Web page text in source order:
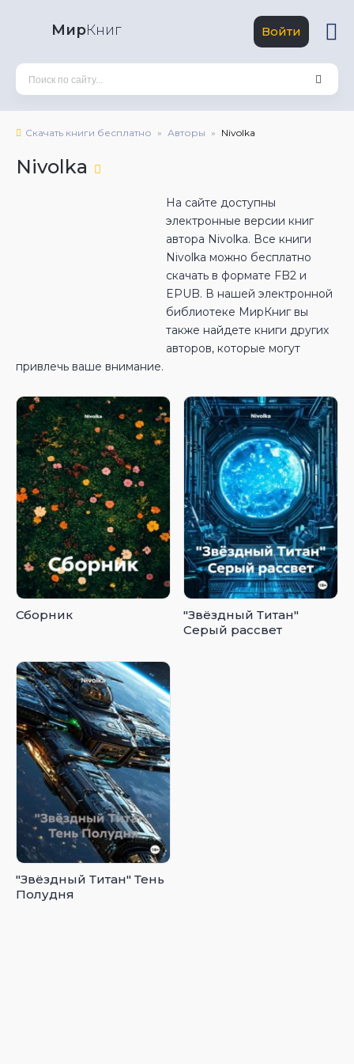
МирКниг Войти
Скачать книги бесплатно Авторы Nivolka
Nivolka
На сайте доступны
электронные версии книг
автора Nivolka. Все книги
Nivolka можно бесплатно
скачать в формате FB2 и
EPUB. В нашей электронной
библиотеке МирКниг вы
также найдете книги других
авторов, которые могут
привлечь ваше внимание.
Сборник
"Звёздный Титан"
Серый рассвет
"Звёздный Титан" Тень
Полудня